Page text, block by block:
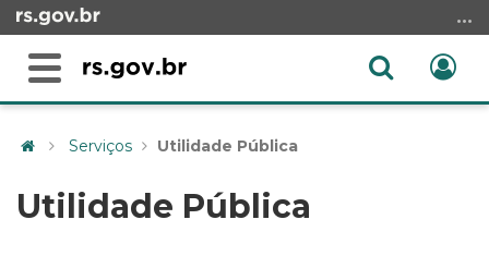
para
conteúdo
para
menu
Alterna
Abrir
do
Serviços Utilidade Pública
Utilidade Pública